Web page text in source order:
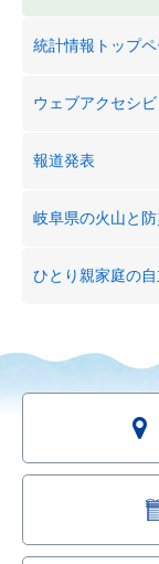
統計情報トップペ
ウェブアクセシ
報道発表
岐阜県の火山と防
ひとり親家庭の